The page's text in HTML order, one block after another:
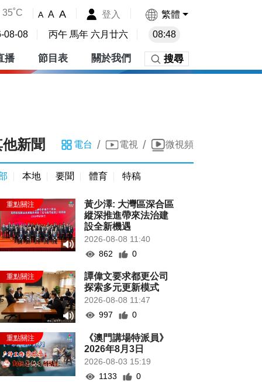
35˚C A A A 登入 繁體
08-08 丙午 馬年 六月廿六 08:48
播 節目表 關於我們 搜尋
新聞 電台 / 電視 / 微視頻
本地 要聞 體育 特稿
黃少澤: 大灣區深合區
縱深推進帶來法治建
設全新機遇
2026-08-08 11:40
862
0
譚偉文要求都更公司
探索多元更新模式
2026-08-08 11:47
997
0
《澳門講場特派員》
2026年8月3日
2026-08-03 15:19
1133
0